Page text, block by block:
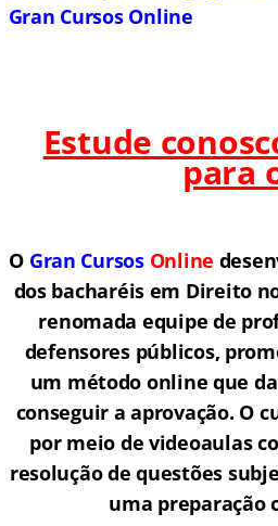
Gran Cursos Online
Estude
para
O Gran Cursos Online
dos bacharéis em Direito
renomada equipe de
defensores públicos,
um método online que
conseguir a aprovação. O
por meio de videoaulas
resolução de questões
uma preparação